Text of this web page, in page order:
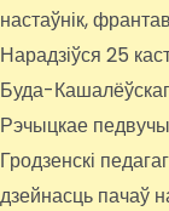
настаўнік,
Нарадзіўся 25
Буда-
Рэчыцкае
Гродзенскі
дзейнасць пачаў